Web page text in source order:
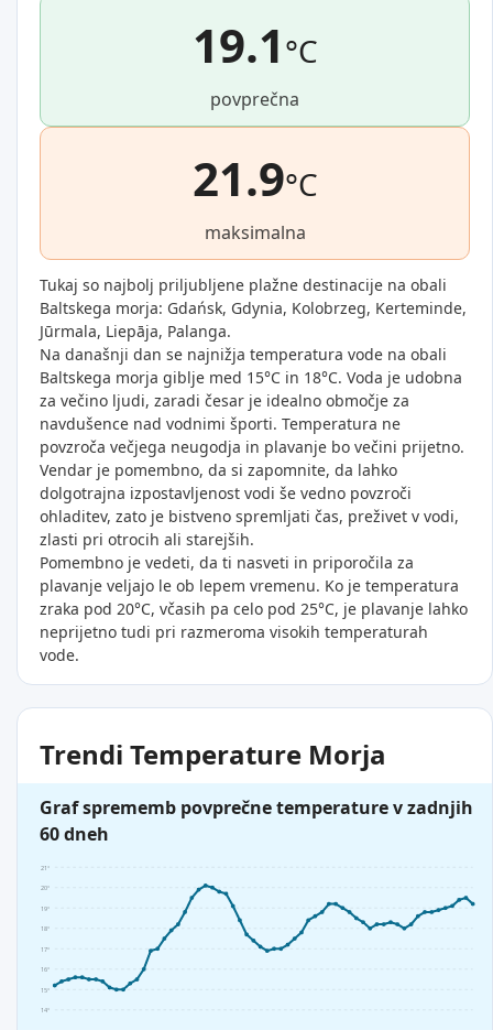
19.1°C
povprečna
21.9°C
maksimalna
Tukaj so najbolj priljubljene plažne destinacije na obali
Baltskega morja: Gdańsk, Gdynia, Kolobrzeg, Kerteminde,
Jūrmala, Liepāja, Palanga.
Na današnji dan se najnižja temperatura vode na obali
Baltskega morja giblje med 15°C in 18°C. Voda je udobna
za večino ljudi, zaradi česar je idealno območje za
navdušence nad vodnimi športi. Temperatura ne
povzroča večjega neugodja in plavanje bo večini prijetno.
Vendar je pomembno, da si zapomnite, da lahko
dolgotrajna izpostavljenost vodi še vedno povzroči
ohladitev, zato je bistveno spremljati čas, preživet v vodi,
zlasti pri otrocih ali starejših.
Pomembno je vedeti, da ti nasveti in priporočila za
plavanje veljajo le ob lepem vremenu. Ko je temperatura
zraka pod 20°C, včasih pa celo pod 25°C, je plavanje lahko
neprijetno tudi pri razmeroma visokih temperaturah
vode.
Trendi Temperature Morja
Graf sprememb povprečne temperature v zadnjih
60 dneh
14°
15°
16°
17°
18°
19°
20°
21°